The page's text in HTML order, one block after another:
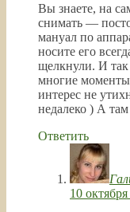
Вы знаете, на
снимать —
мануал по
носите его
щелкнули. И так
многие
интерес не
недалеко ) А там
Ответить
10